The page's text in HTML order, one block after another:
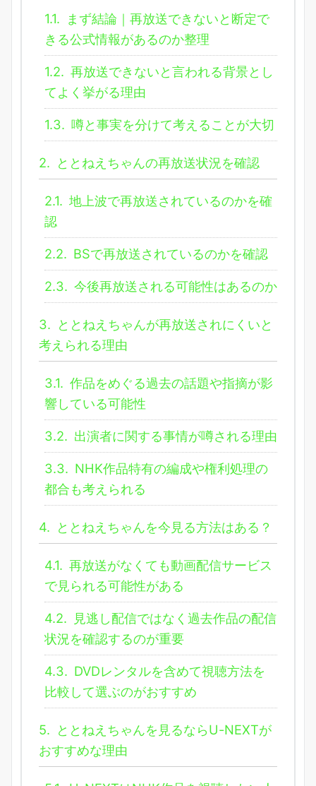
1.1.
まず結論｜再放送できないと断定で
きる公式情報があるのか整理
1.2. 再放送できないと言われる背景とし
てよく挙がる理由
1.3. 噂と事実を分けて考えることが大切
2. ととねえちゃんの再放送状況を確認
2.1. 地上波で再放送されているのかを確
認
2.2. BSで再放送されているのかを確認
2.3. 今後再放送される可能性はあるのか
3. ととねえちゃんが再放送されにくいと
考えられる理由
3.1. 作品をめぐる過去の話題や指摘が影
響している可能性
3.2. 出演者に関する事情が噂される理由
3.3. NHK作品特有の編成や権利処理の
都合も考えられる
4. ととねえちゃんを今見る方法はある？
4.1. 再放送がなくても動画配信サービス
で見られる可能性がある
4.2. 見逃し配信ではなく過去作品の配信
状況を確認するのが重要
4.3. DVDレンタルを含めて視聴方法を
比較して選ぶのがおすすめ
5. ととねえちゃんを見るならU-NEXTが
おすすめな理由